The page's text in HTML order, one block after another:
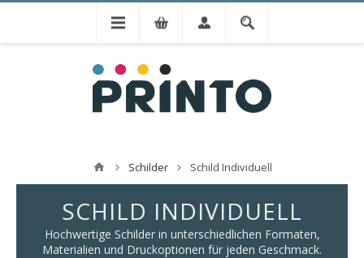
Schilder Schild Individuell
SCHILD INDIVIDUELL
Hochwertige Schilder in unterschiedlichen Formaten,
Materialien und Druckoptionen für jeden Geschmack.